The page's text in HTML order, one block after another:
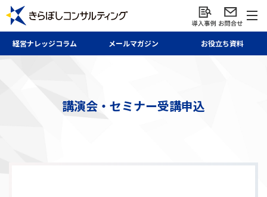
経営ナレッジコラム メールマガジン お役立ち資料
講演会・セミナー受講申込